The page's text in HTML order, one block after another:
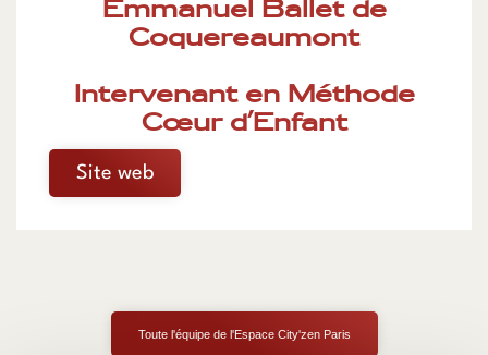
Emmanuel Ballet de
Coquereaumont
Intervenant en Méthode
Cœur d’Enfant
Site web
Toute l'équipe de l'Espace City'zen Paris